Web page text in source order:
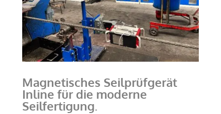
Magnetisches Seilprüfgerät
Inline für die moderne
Seilfertigung.